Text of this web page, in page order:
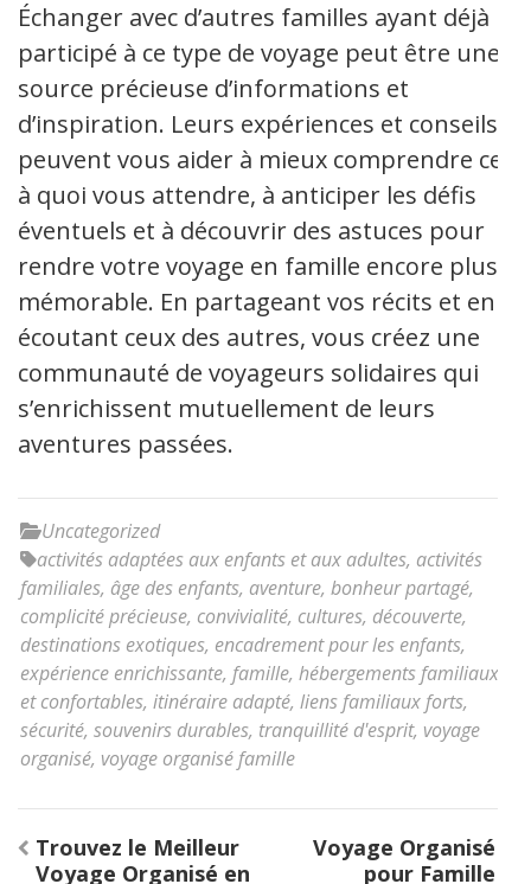
Échanger avec d’autres familles ayant déjà
participé à ce type de voyage peut être une
source précieuse d’informations et
d’inspiration. Leurs expériences et conseils
peuvent vous aider à mieux comprendre ce
à quoi vous attendre, à anticiper les défis
éventuels et à découvrir des astuces pour
rendre votre voyage en famille encore plus
mémorable. En partageant vos récits et en
écoutant ceux des autres, vous créez une
communauté de voyageurs solidaires qui
s’enrichissent mutuellement de leurs
aventures passées.
Uncategorized
activités adaptées aux enfants et aux adultes, activités
familiales, âge des enfants, aventure, bonheur partagé,
complicité précieuse, convivialité, cultures, découverte,
destinations exotiques, encadrement pour les enfants,
expérience enrichissante, famille, hébergements familiaux
et confortables, itinéraire adapté, liens familiaux forts,
sécurité, souvenirs durables, tranquillité d'esprit, voyage
organisé, voyage organisé famille
Navigation
de
Trouvez le Meilleur
Voyage Organisé en
Voyage Organisé
pour Famille